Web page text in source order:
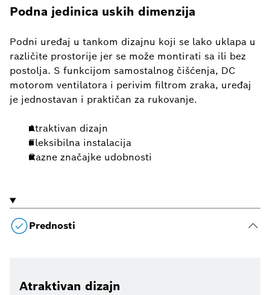
Podna jedinica uskih dimenzija
Podni uređaj u tankom dizajnu koji se lako uklapa u
različite prostorije jer se može montirati sa ili bez
postolja. S funkcijom samostalnog čišćenja, DC
motorom ventilatora i perivim filtrom zraka, uređaj
je jednostavan i praktičan za rukovanje.
Atraktivan dizajn
Fleksibilna instalacija
Razne značajke udobnosti
Prednosti
Atraktivan dizajn